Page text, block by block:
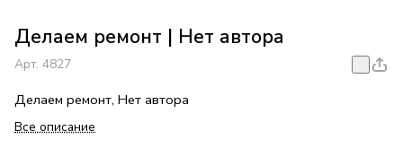
Делаем ремонт | Нет автора
Арт. 4827
Делаем ремонт, Нет автора
Все описание